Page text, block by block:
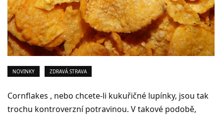
NOVINKY ZDRAVÁ STRAVA
Cornflakes , nebo chcete-li kukuřičné lupínky, jsou tak
trochu kontroverzní potravinou. V takové podobě,